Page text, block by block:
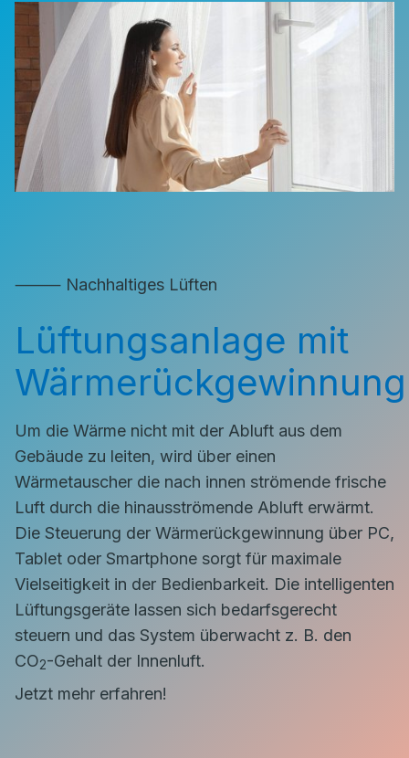
⸻ Nachhaltiges Lüften
Lüftungsanlage mit
Wärmerückgewinnung
Um die Wärme nicht mit der Abluft aus dem
Gebäude zu leiten, wird über einen
Wärmetauscher die nach innen strömende frische
Luft durch die hinausströmende Abluft erwärmt.
Die Steuerung der Wärmerückgewinnung über PC,
Tablet oder Smartphone sorgt für maximale
Vielseitigkeit in der Bedienbarkeit. Die intelligenten
Lüftungsgeräte lassen sich bedarfsgerecht
steuern und das System überwacht z. B. den
CO2-Gehalt der Innenluft.
Jetzt mehr erfahren!